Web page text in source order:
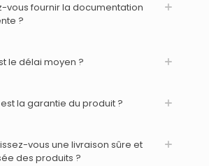
vous fournir la documentation
?
le délai moyen ?
la garantie du produit ?
vous une livraison sûre et
des produits ?